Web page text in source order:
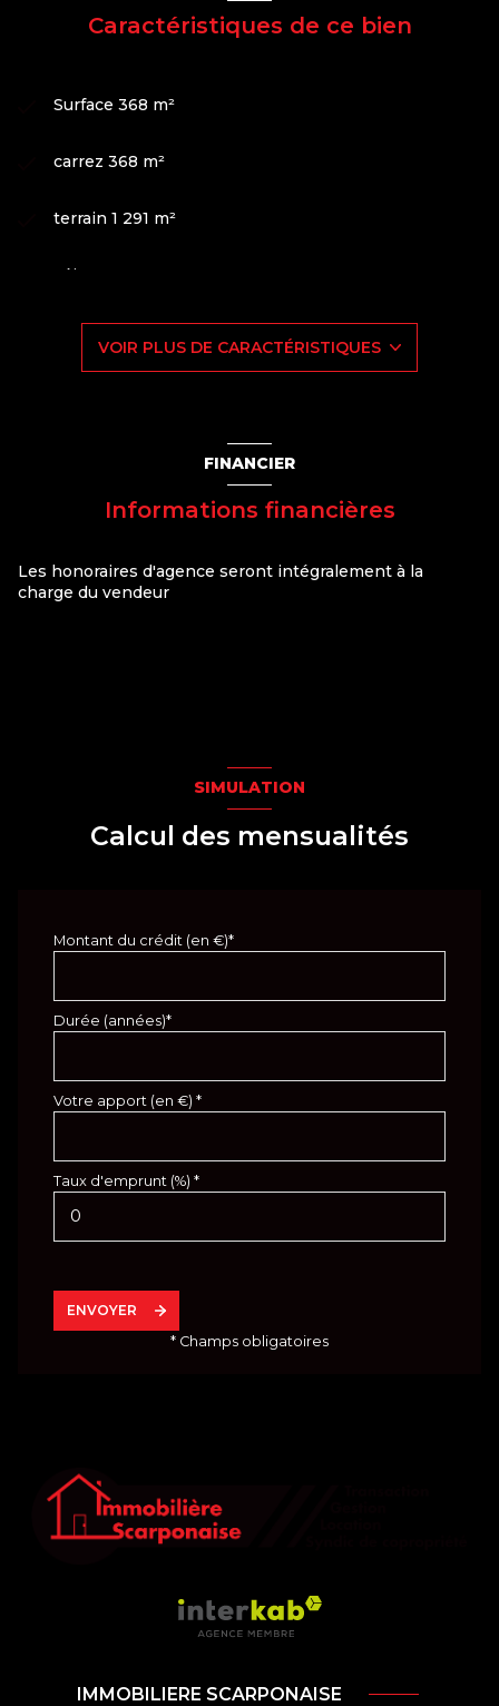
Caractéristiques de ce bien
Surface 368 m²
carrez 368 m²
terrain 1 291 m²
séjour 45 m²
construit en 1850
arboré
VOIR PLUS DE CARACTÉRISTIQUES
FINANCIER
Informations financières
Les honoraires d'agence seront intégralement à la
charge du vendeur
SIMULATION
Calcul des mensualités
Montant du crédit (en €)*
Durée (années)*
Votre apport (en €) *
Taux d'emprunt (%) *
ENVOYER
* Champs obligatoires
IMMOBILIERE SCARPONAISE